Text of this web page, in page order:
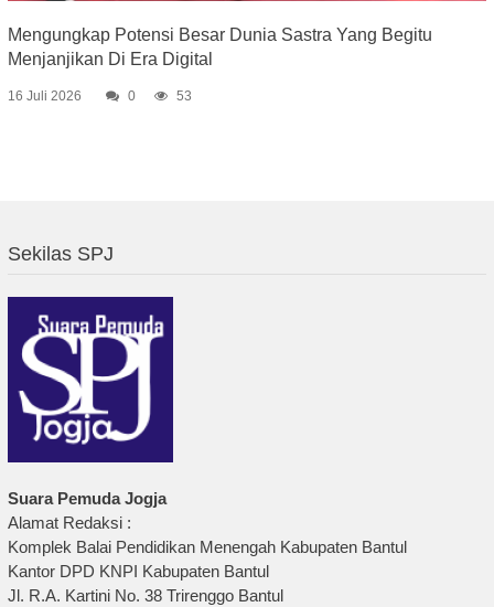
Mengungkap Potensi Besar Dunia Sastra Yang Begitu
Menjanjikan Di Era Digital
16 Juli 2026 0 53
Sekilas SPJ
Suara Pemuda Jogja
Alamat Redaksi :
Komplek Balai Pendidikan Menengah Kabupaten Bantul
Kantor DPD KNPI Kabupaten Bantul
Jl. R.A. Kartini No. 38 Trirenggo Bantul